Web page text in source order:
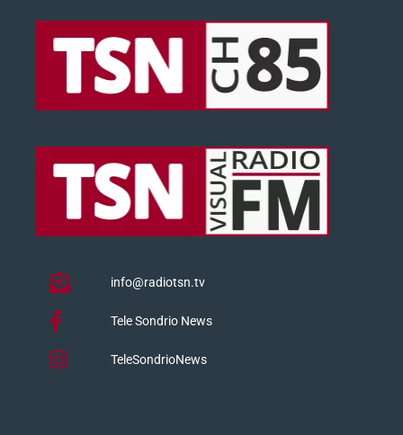
info@radiotsn.tv
Tele Sondrio News
TeleSondrioNews